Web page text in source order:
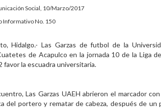
Social, 10/Marzo/2017
Informativo No. 150
Hidalgo.- Las Garzas de futbol de la
de Acapulco en la jornada 10 de la Liga
favor la escuadra universitaria.
Las Garzas UAEH abrieron el marcador
del portero y rematar de cabeza, después de